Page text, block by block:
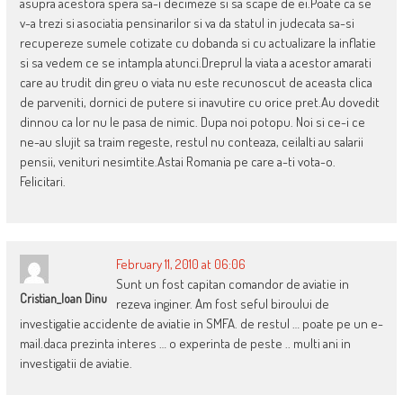
v-a trezi si asociatia pensinarilor si va da statul in judecata sa-si
recupereze sumele cotizate cu dobanda si cu actualizare la inflatie
si sa vedem ce se intampla atunci.Dreprul la viata a acestor amarati
care au trudit din greu o viata nu este recunoscut de aceasta clica
de parveniti, dornici de putere si inavutire cu orice pret.Au dovedit
dinnou ca lor nu le pasa de nimic. Dupa noi potopu. Noi si ce-i ce
ne-au slujit sa traim regeste, restul nu conteaza, ceilalti au salarii
pensii, venituri nesimtite.Astai Romania pe care a-ti vota-o.
Felicitari.
Cristian_Ioan Dinu
February 11, 2010 at 06:06
Sunt un fost capitan comandor de aviatie in
rezeva inginer. Am fost seful biroului de
investigatie accidente de aviatie in SMFA. de restul … poate pe un e-
mail.daca prezinta interes … o experinta de peste .. multi ani in
investigatii de aviatie.